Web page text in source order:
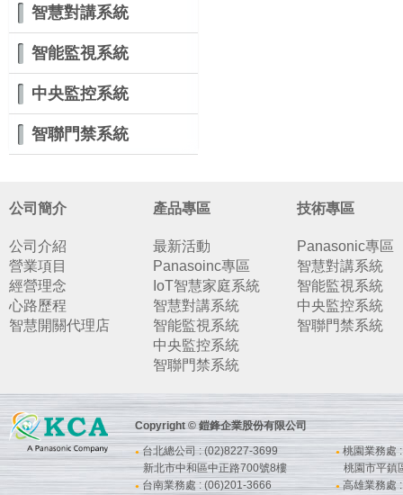
智慧對講系統
智能監視系統
中央監控系統
智聯門禁系統
公司簡介
公司介紹
營業項目
經營理念
心路歷程
智慧開關代理店
產品專區
最新活動
Panasoinc專區
IoT智慧家庭系統
智慧對講系統
智能監視系統
中央監控系統
智聯門禁系統
技術專區
Panasonic專區
智慧對講系統
智能監視系統
中央監控系統
智聯門禁系統
Copyright © 鎧鋒企業股份有限公司
●台北總公司 : (02)8227-3699
新北市中和區中正路700號8樓
● 桃園業務處
桃園市平鎮
● 台南業務處 : (06)201-3666
●高雄業務處